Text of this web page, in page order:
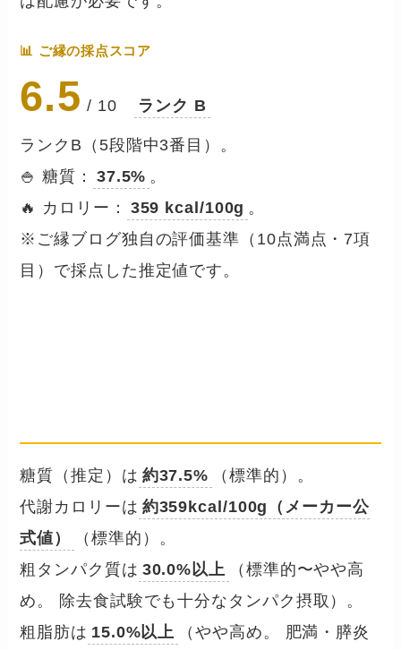
📊 ご縁の採点スコア
6.5 / 10 ランク B
ランクB（5段階中3番目）。
🍚 糖質：
37.5% 。
🔥 カロリー：
359 kcal/100g 。
※ご縁ブログ独自の評価基準（10点満点・7項
目）で採点した推定値です。
糖質（推定）は 約37.5%
（標準的）。
代謝カロリーは 約359kcal/100g（メーカー公
式値）
（標準的）。
粗タンパク質は 30.0%以上
（標準的〜やや高
め。 除去食試験でも十分なタンパク摂取）。
粗脂肪は 15.0%以上 （やや高め。 肥満・膵炎